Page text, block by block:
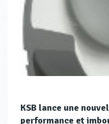
KSB lance une
performance et